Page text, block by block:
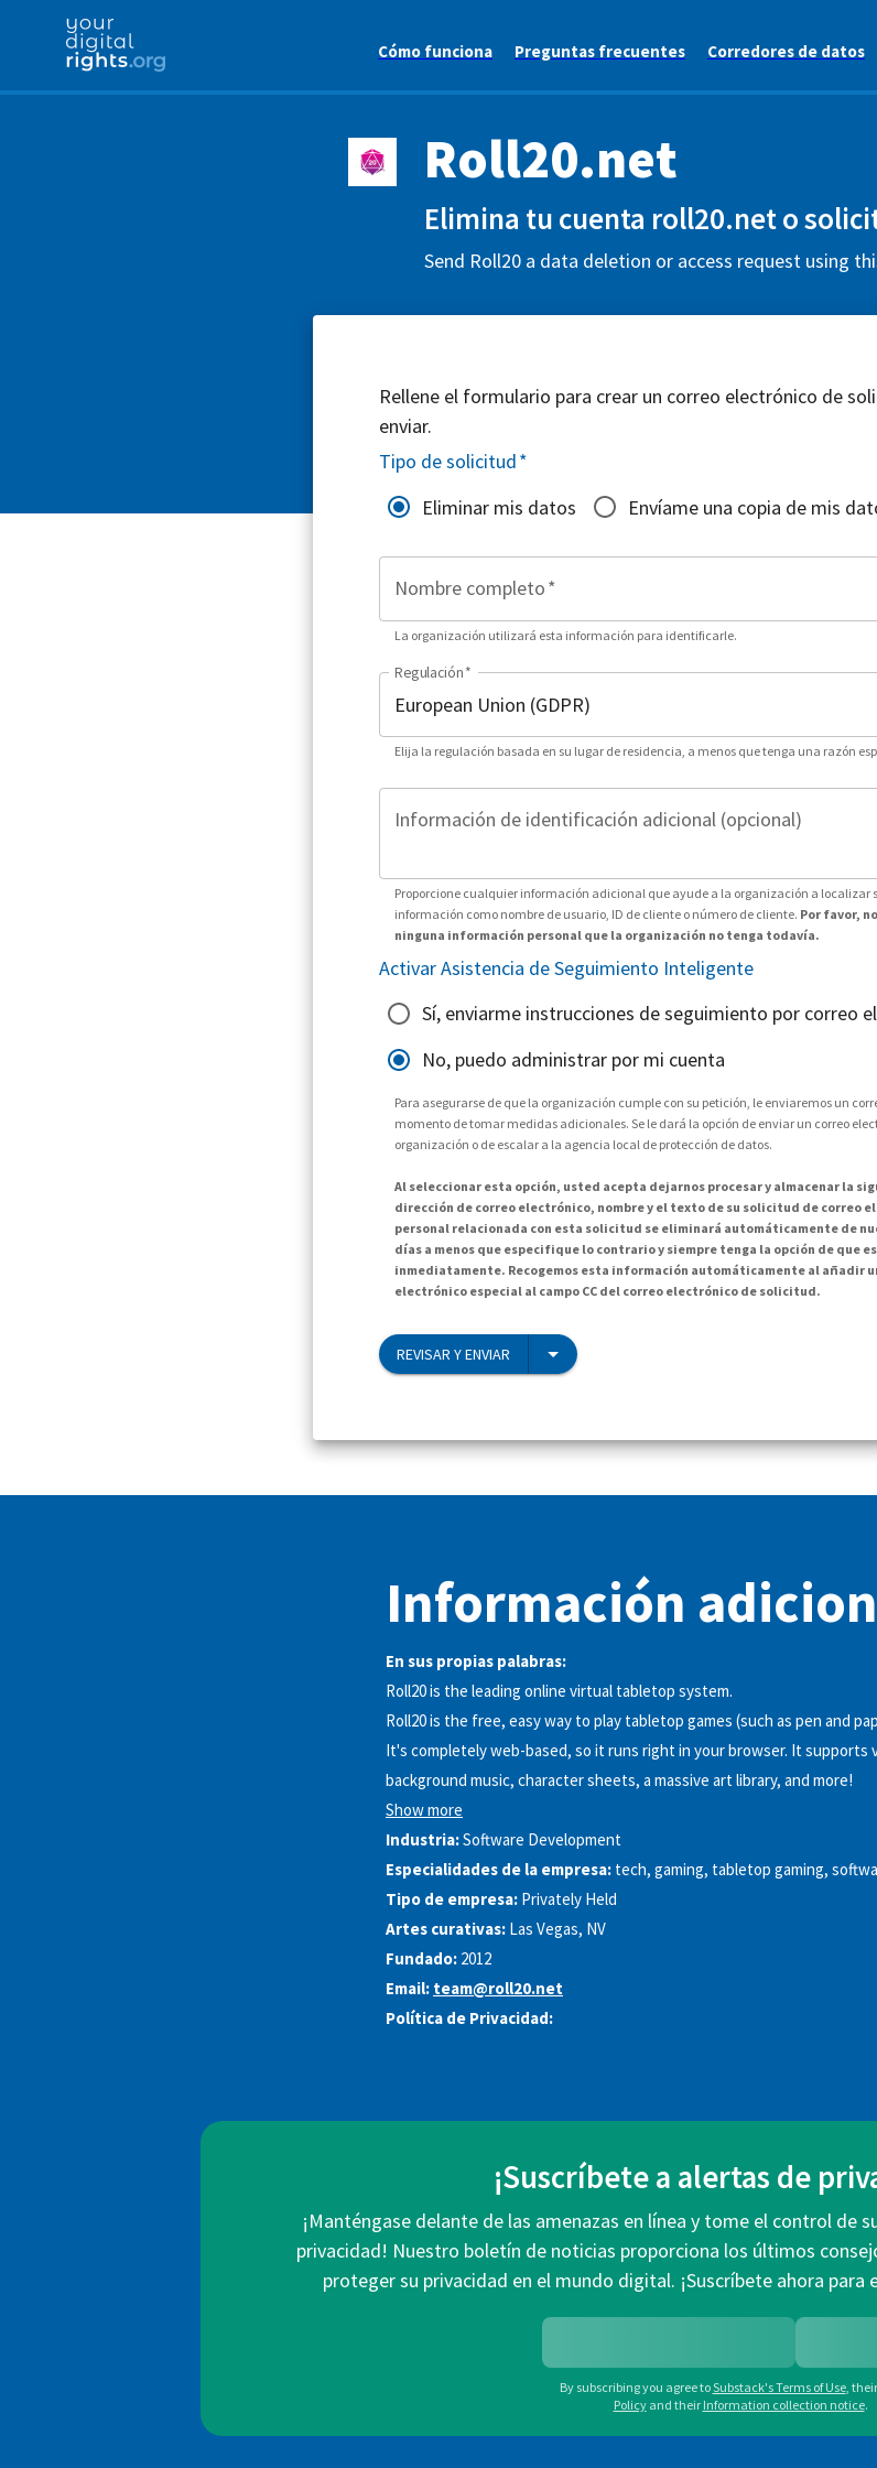
Cómo funciona Preguntas frecuentes Corredores de datos
Roll20.net
Elimina tu cuenta roll20.net o
Send Roll20 a data deletion or access request using
Rellene el formulario para crear un correo electrónico de
enviar.
Tipo de solicitud*
Eliminar mis datos
Envíame una copia de mis
Nombre completo*
La organización utilizará esta información para identificarle.
Regulación*
Elija la regulación basada en su lugar de residencia, a menos que tenga una razón
Información de identificación adicional (opcional)
Proporcione cualquier información adicional que ayude a la organización a localizar
información como nombre de usuario, ID de cliente o número de cliente. Por favor,
ninguna información personal que la organización no tenga todavía.
Activar Asistencia de Seguimiento Inteligente
Sí, enviarme instrucciones de seguimiento por correo
No, puedo administrar por mi cuenta
Para asegurarse de que la organización cumple con su petición, le enviaremos un
momento de tomar medidas adicionales. Se le dará la opción de enviar un correo
organización o de escalar a la agencia local de protección de datos.
Al seleccionar esta opción, usted acepta dejarnos procesar y almacenar la
dirección de correo electrónico, nombre y el texto de su solicitud de correo
personal relacionada con esta solicitud se eliminará automáticamente de
días a menos que especifique lo contrario y siempre tenga la opción de que
inmediatamente. Recogemos esta información automáticamente al añadir
electrónico especial al campo CC del correo electrónico de solicitud.
REVISAR Y ENVIAR
Información
En sus propias palabras:
Roll20 is the leading online virtual tabletop system.
Roll20 is the free, easy way to play tabletop games (such as pen and
It's completely web-based, so it runs right in your browser. It supports
background music, character sheets, a massive art library, and more!
Show more
Industria:Software Development
Especialidades de la empresa: tech, gaming, tabletop gaming,
Tipo de empresa: Privately Held
Artes curativas: Las Vegas, NV
Fundado: 2012
Email: team@roll20.net
Política de Privacidad:
¡Suscríbete a alertas de
¡Manténgase delante de las amenazas en línea y tome el control de
privacidad! Nuestro boletín de noticias proporciona los últimos
proteger su privacidad en el mundo digital. ¡Suscríbete ahora
By subscribing you agree toSubstack's Terms of Use, their
Policy and their Information collection notice.